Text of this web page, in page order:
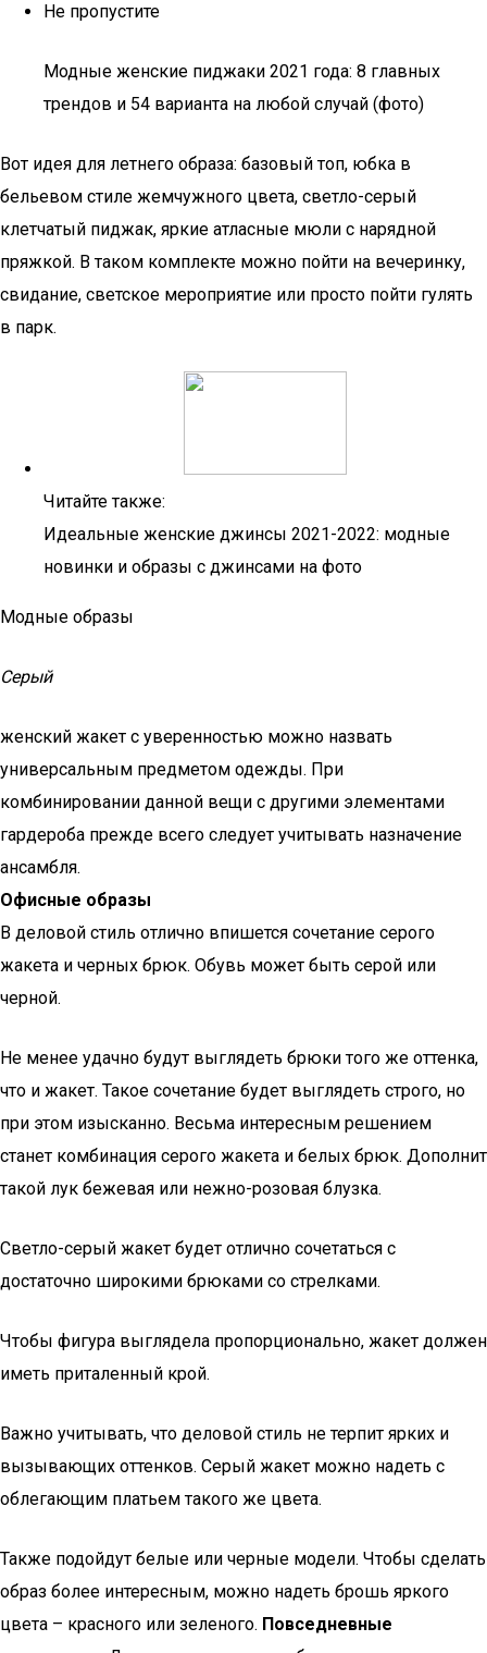
Не пропустите
Модные женские пиджаки 2021 года: 8 главных
трендов и 54 варианта на любой случай (фото)
Вот идея для летнего образа: базовый топ, юбка в
бельевом стиле жемчужного цвета, светло-серый
клетчатый пиджак, яркие атласные мюли с нарядной
пряжкой. В таком комплекте можно пойти на вечеринку,
свидание, светское мероприятие или просто пойти гулять
в парк.
Читайте также:
Идеальные женские джинсы 2021-2022: модные
новинки и образы с джинсами на фото
Модные образы
Серый
женский жакет с уверенностью можно назвать
универсальным предметом одежды. При
комбинировании данной вещи с другими элементами
гардероба прежде всего следует учитывать назначение
ансамбля.
Офисные образы
В деловой стиль отлично впишется сочетание серого
жакета и черных брюк. Обувь может быть серой или
черной.
Не менее удачно будут выглядеть брюки того же оттенка,
что и жакет. Такое сочетание будет выглядеть строго, но
при этом изысканно. Весьма интересным решением
станет комбинация серого жакета и белых брюк. Дополнит
такой лук бежевая или нежно-розовая блузка.
Светло-серый жакет будет отлично сочетаться с
достаточно широкими брюками со стрелками.
Чтобы фигура выглядела пропорционально, жакет должен
иметь приталенный крой.
Важно учитывать, что деловой стиль не терпит ярких и
вызывающих оттенков. Серый жакет можно надеть с
облегающим платьем такого же цвета.
Также подойдут белые или черные модели. Чтобы сделать
образ более интересным, можно надеть брошь яркого
цвета – красного или зеленого. Повседневные